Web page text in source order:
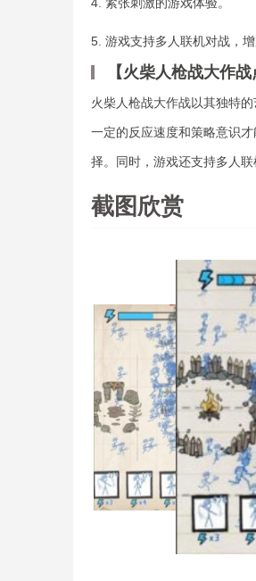
4. 紧张刺激的游戏体验。
5. 游戏支持多人联机对战，增
【火柴人枪战大作战
火柴人枪战大作战以其独特
一定的反应速度和策略意识
择。同时，游戏还支持多人
截图欣赏